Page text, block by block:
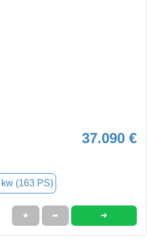
37.090 €
(163 PS)
★ ➦ ➜